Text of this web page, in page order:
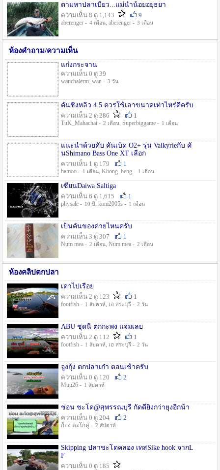
ตามหาปลาเบี้ยว...แม่น้ำน้อยอยุธยา
ความเห็น 8 ดู 1,143
9
aberenger - 4 เดือน, aberenger - 3 เดือน
ห้องคำถาม/ความเห็น
แก่งกระจาน
ความเห็น 0 ดู 39
wanchalerm_wan - 3 วัน
คันชิงหลิว 4.5 ควรใช้เลาขนาดเท่าไหร่ดีครับ
ความเห็น 2 ดู 286
1
TuK_Mahachai - 2 เดือน, Superbiggame - 1 เดือน
แนะนำด้วยคับ คันเบ็ด O2+ รุ่น Valkyrieกับ คั
นShimano Bass One XT เลือก
ความเห็น 1 ดู 179
1
bamoo - 1 เดือน, Khong_beng - 1 เดือน
เซียนDaiwa Saltiga
ความเห็น 6 ดู 1,615
1
physale - 10 ปี , kom2005s - 1 เดือน
เป็นคันของค่ายไหนครับ
ความเห็น 3 ดู 307
1
Num mea - 2 เดือน, Num mea - 2 เดือน
ห้องคลิปตกปลา
เดาไปเรื่อย
ความเห็น 2 ดู 123
1
footfish - 1 สัปดาห์, เอ สระบุรี - 2 วัน
ABU ชุดนี้ ตกกะพง แจ่มเลย
ความเห็น 2 ดู 112
1
footfish - 1 สัปดาห์, เอ สระบุรี - 2 วัน
จูงกุ้ง ตกปลาเก๋า ตอนเช้าครับ
ความเห็น 0 ดู 120
2
Muu26 - 1 สัปดาห์
ช่อน ชะโด@สุพรรณบุรี กัดดียิ่งกว่ายุงอีกน้า
ความเห็น 0 ดู 204
2
ก้อง ตะโกคู่ - 2 สัปดาห์
Skipping ปลาชะโดคลอง เทสSike hook จากL
F
ความเห็น 0 ดู 185